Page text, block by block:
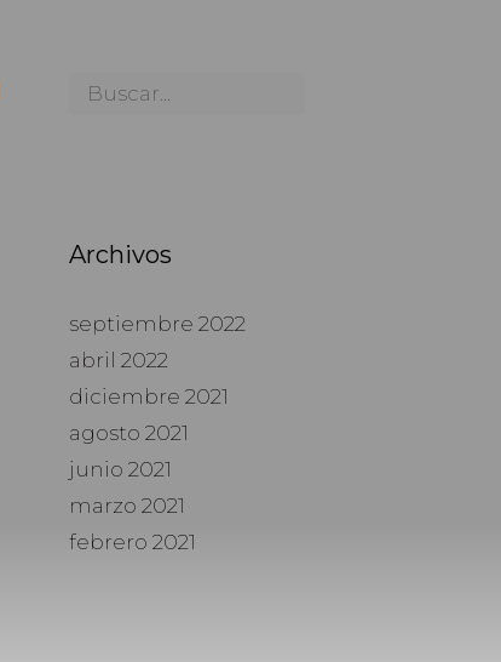
Archivos
septiembre 2022
abril 2022
diciembre 2021
agosto 2021
junio 2021
marzo 2021
febrero 2021